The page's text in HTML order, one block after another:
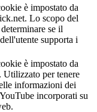
è impostato da
Lo scopo del
se il
supporta i
è impostato da
Utilizzato per tenere
informazioni dei
incorporati su